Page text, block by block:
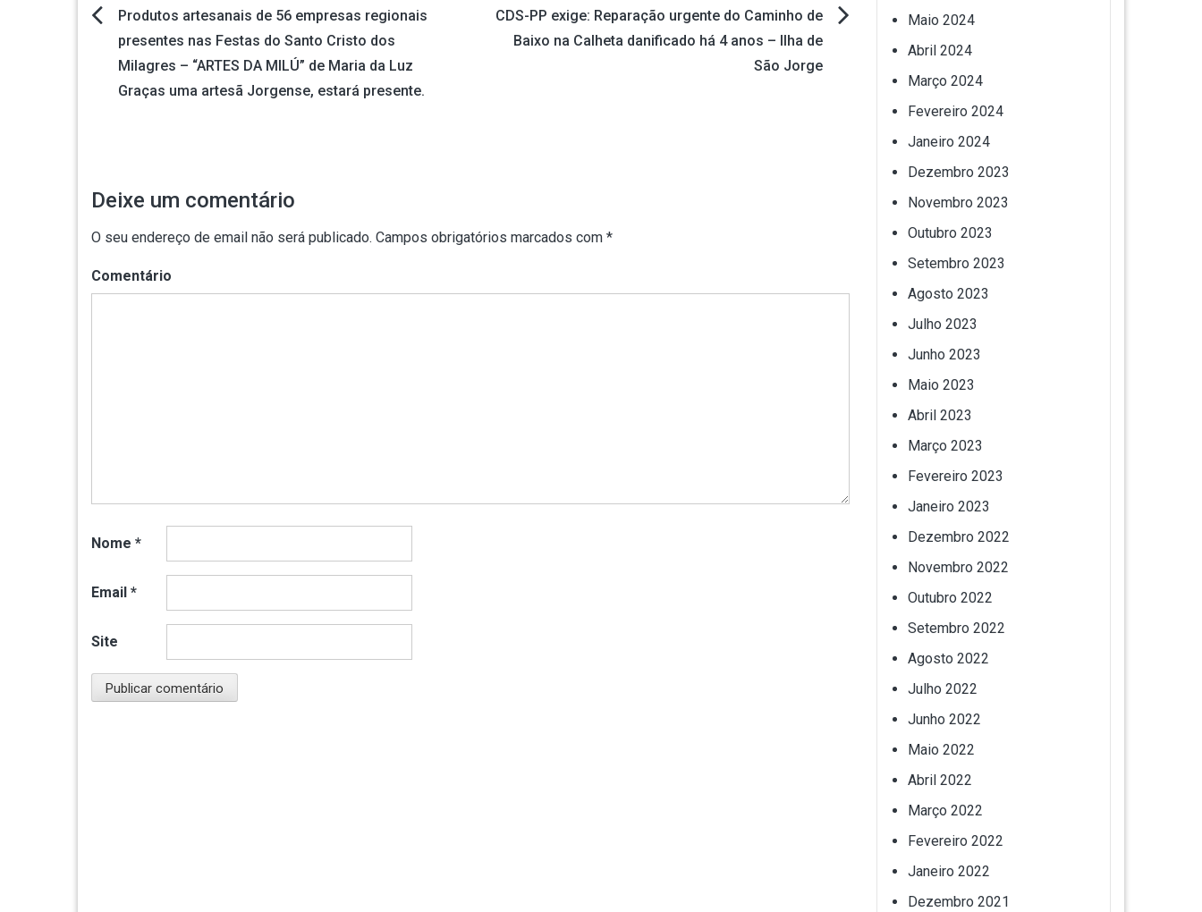
Navegação
de
Produtos artesanais de 56 empresas regionais
presentes nas Festas do Santo Cristo dos
Milagres – “ARTES DA MILÚ” de Maria da Luz
Graças uma artesã Jorgense, estará presente.
CDS-PP exige: Reparação urgente do Caminho de
Baixo na Calheta danificado há 4 anos – Ilha de
São Jorge
Deixe um comentário
O seu endereço de email não será publicado. Campos obrigatórios marcados com *
Comentário
Nome *
Email *
Site
Maio 2024
Abril 2024
Março 2024
Fevereiro 2024
Janeiro 2024
Dezembro 2023
Novembro 2023
Outubro 2023
Setembro 2023
Agosto 2023
Julho 2023
Junho 2023
Maio 2023
Abril 2023
Março 2023
Fevereiro 2023
Janeiro 2023
Dezembro 2022
Novembro 2022
Outubro 2022
Setembro 2022
Agosto 2022
Julho 2022
Junho 2022
Maio 2022
Abril 2022
Março 2022
Fevereiro 2022
Janeiro 2022
Dezembro 2021